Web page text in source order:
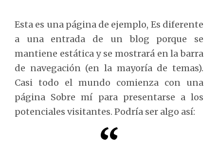
Esta es una página de ejemplo, Es diferente
a una entrada de un blog porque se
mantiene estática y se mostrará en la barra
de navegación (en la mayoría de temas).
Casi todo el mundo comienza con una
página Sobre mí para presentarse a los
potenciales visitantes. Podría ser algo así: